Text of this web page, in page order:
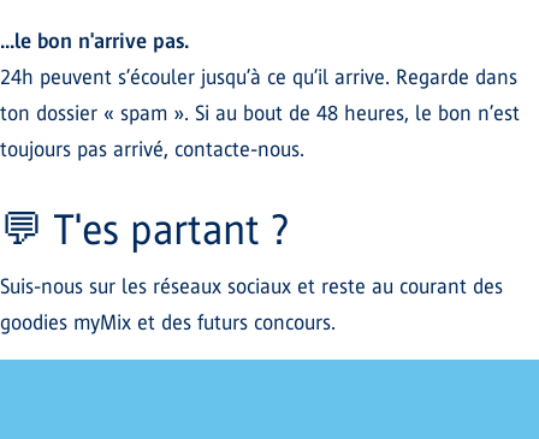
...le bon n'arrive pas.
24h peuvent s’écouler jusqu’à ce qu’il arrive. Regarde dans
ton dossier « spam ». Si au bout de 48 heures, le bon n’est
toujours pas arrivé, contacte-nous.
💬 T'es partant ?
Suis-nous sur les réseaux sociaux et reste au courant des
goodies myMix et des futurs concours.